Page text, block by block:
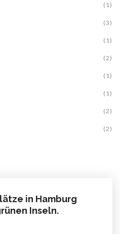
(1)
(3)
(1)
(2)
(1)
(1)
(2)
(2)
in Hamburg
Inseln.